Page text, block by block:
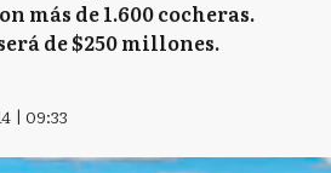
más de 1.600 cocheras.
de $250 millones.
| 09:33